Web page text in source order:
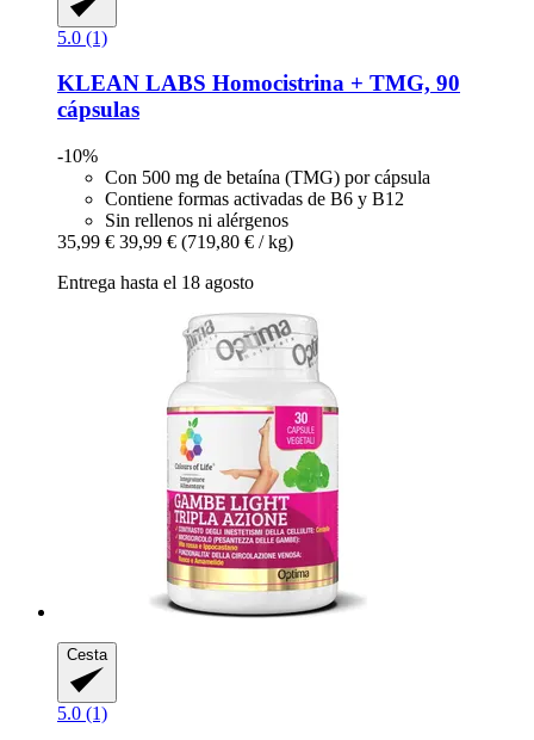
5.0 (1)
KLEAN LABS Homocistrina + TMG, 90
cápsulas
-10%
Con 500 mg de betaína (TMG) por cápsula
Contiene formas activadas de B6 y B12
Sin rellenos ni alérgenos
35,99 € 39,99 € (719,80 € / kg)
Entrega hasta el 18 agosto
Cesta
5.0 (1)